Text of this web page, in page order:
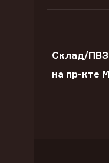
Склад/ПВЗ
на пр-кте